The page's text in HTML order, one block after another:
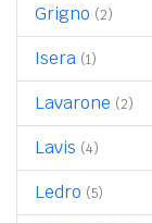
Grigno (2)
Isera (1)
Lavarone (2)
Lavis (4)
Ledro (5)